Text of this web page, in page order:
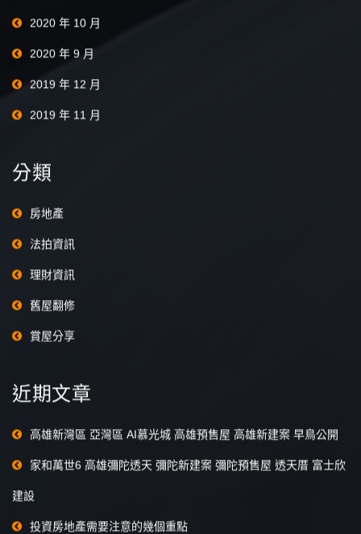
2020 年 10 月
2020 年 9 月
2019 年 12 月
2019 年 11 月
分類
房地產
法拍資訊
理財資訊
舊屋翻修
賞屋分享
近期文章
高雄新灣區 亞灣區 AI慕光城 高雄預售屋 高雄新建案 早鳥公開
家和萬世6 高雄彌陀透天 彌陀新建案 彌陀預售屋 透天厝 富士欣
建設
投資房地產需要注意的幾個重點